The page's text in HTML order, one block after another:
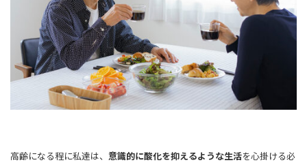
高齢になる程に私達は、 意識的に酸化を抑えるような生活を心掛ける必